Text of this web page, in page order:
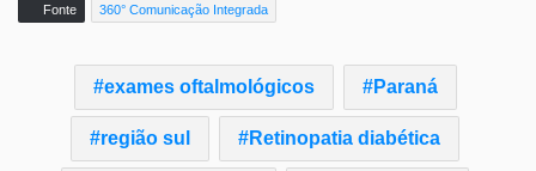
Fonte 360° Comunicação Integrada
exames oftalmológicos Paraná
região sul Retinopatia diabética